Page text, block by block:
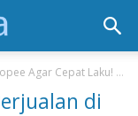
Agar Cepat Laku!
di